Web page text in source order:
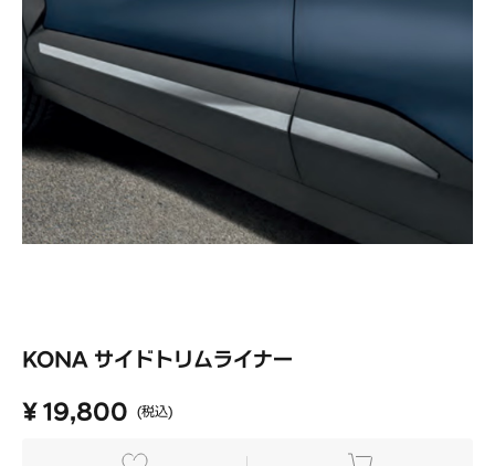
KONA サイドトリムライナー
¥ 19,800 (税込)